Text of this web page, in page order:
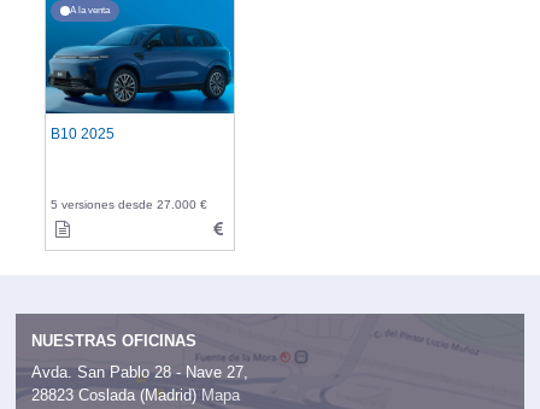
A la venta
B10 2025
5 versiones desde 27.000 €
NUESTRAS OFICINAS
Avda. San Pablo 28 - Nave 27,
28823 Coslada (Madrid) Mapa